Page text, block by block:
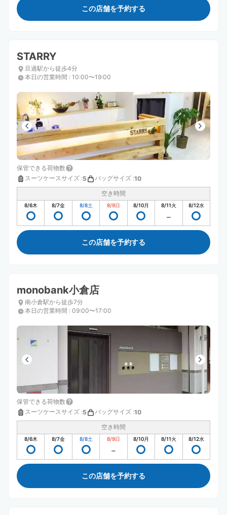
この店舗を予約する
STARRY
旦過駅から徒歩4分
本日の営業時間 : 10:00〜19:00
保管できる荷物数
スーツケースサイズ :5 バッグサイズ :10
空き時間
8/6木 8/7金 8/8土 8/9日 8/10月 8/11火 8/12水
この店舗を予約する
monobank小倉店
南小倉駅から徒歩7分
本日の営業時間 : 09:00〜17:00
保管できる荷物数
スーツケースサイズ :5 バッグサイズ :10
空き時間
8/6木 8/7金 8/8土 8/9日 8/10月 8/11火 8/12水
この店舗を予約する